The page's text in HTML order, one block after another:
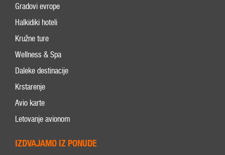
Gradovi evrope
Halkidiki hoteli
Kružne ture
Wellness & Spa
Daleke destinacije
Krstarenje
Avio karte
Letovanje avionom
IZDVAJAMO IZ PONUDE